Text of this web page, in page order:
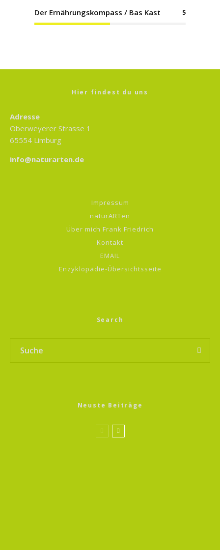
Der Ernährungskompass / Bas Kast 5
Hier findest du uns
Adresse
Oberweyerer Strasse 1
65554 Limburg
info@naturarten.de
Impressum
naturARTen
Über mich Frank Friedrich
Kontakt
EMAIL
Enzyklopädie-Übersichtsseite
Search
Neuste Beiträge